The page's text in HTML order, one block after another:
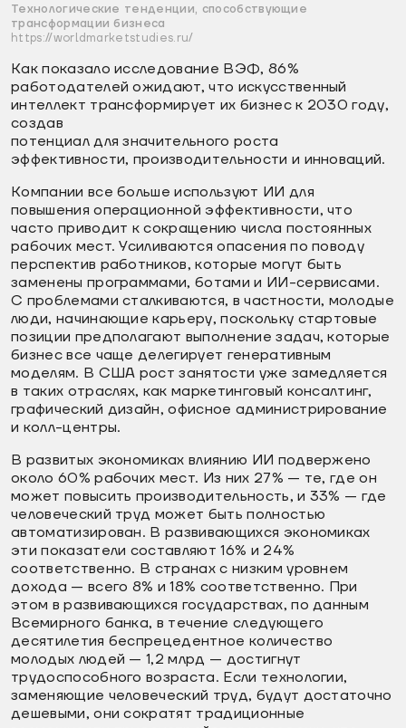
Технологические тенденции, способствующие
трансформации бизнеса
https://worldmarketstudies.ru/
Как показало исследование ВЭФ, 86%
работодателей ожидают, что искусственный
интеллект трансформирует их бизнес к 2030 году,
создав
потенциал для значительного роста
эффективности, производительности и инноваций.
Компании все больше используют ИИ для
повышения операционной эффективности, что
часто приводит к сокращению числа постоянных
рабочих мест. Усиливаются опасения по поводу
перспектив работников, которые могут быть
заменены программами, ботами и ИИ-сервисами.
С проблемами сталкиваются, в частности, молодые
люди, начинающие карьеру, поскольку стартовые
позиции предполагают выполнение задач, которые
бизнес все чаще делегирует генеративным
моделям. В США рост занятости уже замедляется
в таких отраслях, как маркетинговый консалтинг,
графический дизайн, офисное администрирование
и колл-центры.
В развитых экономиках влиянию ИИ подвержено
около 60% рабочих мест. Из них 27% — те, где он
может повысить производительность, и 33% — где
человеческий труд может быть полностью
автоматизирован. В развивающихся экономиках
эти показатели составляют 16% и 24%
соответственно. В странах с низким уровнем
дохода — всего 8% и 18% соответственно. При
этом в развивающихся государствах, по данным
Всемирного банка, в течение следующего
десятилетия беспрецедентное количество
молодых людей — 1,2 млрд — достигнут
трудоспособного возраста. Если технологии,
заменяющие человеческий труд, будут достаточно
дешевыми, они сократят традиционные